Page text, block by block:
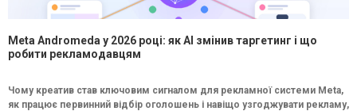
Meta Andromeda у 2026 році: як AI змінив таргетинг і що
робити рекламодавцям
Чому креатив став ключовим сигналом для рекламної системи Meta,
як працює первинний відбір оголошень і навіщо узгоджувати рекламу,